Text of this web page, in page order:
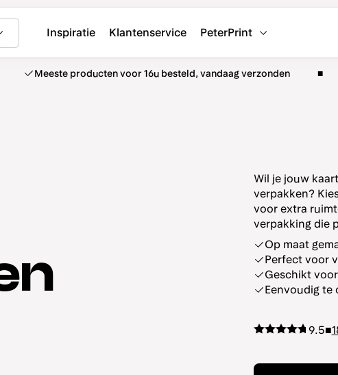
Inspiratie Klantenservice PeterPrint
Meeste producten voor 16u besteld, vandaag verzonden
Wil je jouw
verpakken?
voor extra
verpakking die
Op maat
Perfect voor
Geschikt
Eenvoudig te
9.5■